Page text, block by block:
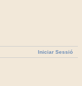
Iniciar Sessió